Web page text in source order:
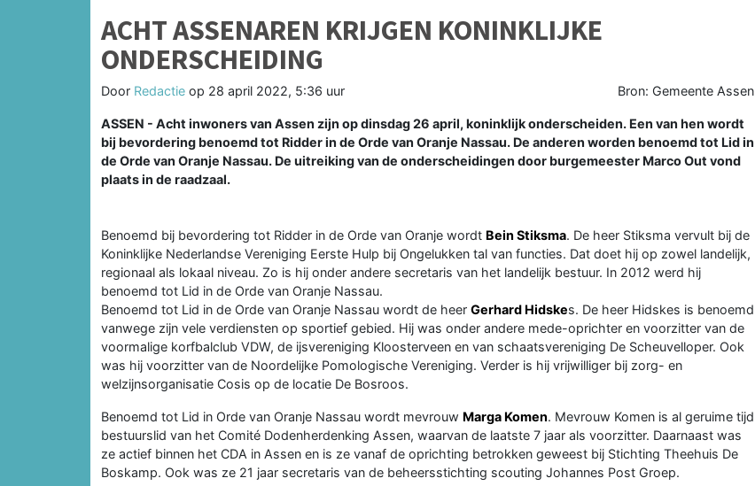
ACHT ASSENAREN KRIJGEN KONINKLIJKE
ONDERSCHEIDING
Door Redactie op 28 april 2022, 5:36 uur Bron: Gemeente Assen
ASSEN - Acht inwoners van Assen zijn op dinsdag 26 april, koninklijk onderscheiden. Een van hen wordt
bij bevordering benoemd tot Ridder in de Orde van Oranje Nassau. De anderen worden benoemd tot Lid in
de Orde van Oranje Nassau. De uitreiking van de onderscheidingen door burgemeester Marco Out vond
plaats in de raadzaal.
Benoemd bij bevordering tot Ridder in de Orde van Oranje wordt Bein Stiksma. De heer Stiksma vervult bij de
Koninklijke Nederlandse Vereniging Eerste Hulp bij Ongelukken tal van functies. Dat doet hij op zowel landelijk,
regionaal als lokaal niveau. Zo is hij onder andere secretaris van het landelijk bestuur. In 2012 werd hij
benoemd tot Lid in de Orde van Oranje Nassau.
Benoemd tot Lid in de Orde van Oranje Nassau wordt de heer Gerhard Hidskes. De heer Hidskes is benoemd
vanwege zijn vele verdiensten op sportief gebied. Hij was onder andere mede-oprichter en voorzitter van de
voormalige korfbalclub VDW, de ijsvereniging Kloosterveen en van schaatsvereniging De Scheuvelloper. Ook
was hij voorzitter van de Noordelijke Pomologische Vereniging. Verder is hij vrijwilliger bij zorg- en
welzijnsorganisatie Cosis op de locatie De Bosroos.
Benoemd tot Lid in Orde van Oranje Nassau wordt mevrouw Marga Komen. Mevrouw Komen is al geruime tijd
bestuurslid van het Comité Dodenherdenking Assen, waarvan de laatste 7 jaar als voorzitter. Daarnaast was
ze actief binnen het CDA in Assen en is ze vanaf de oprichting betrokken geweest bij Stichting Theehuis De
Boskamp. Ook was ze 21 jaar secretaris van de beheersstichting scouting Johannes Post Groep.